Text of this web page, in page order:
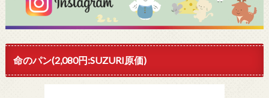
命のパン(2,080円:SUZURI原価)